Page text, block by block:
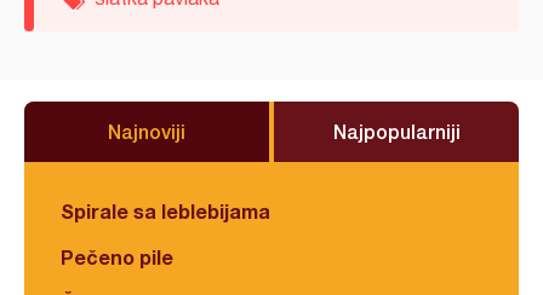
Najnoviji Najpopularniji
Spirale sa leblebijama
Pečeno pile